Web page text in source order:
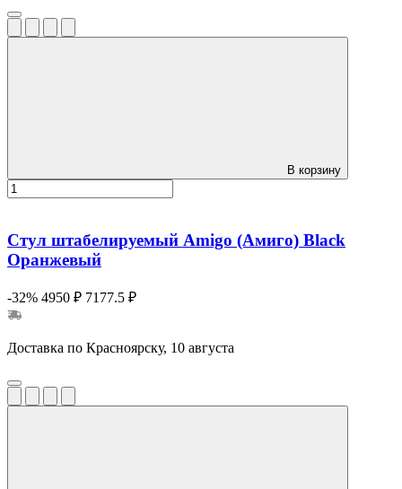
В корзину
Стул штабелируемый Amigo (Амиго) Black
Оранжевый
-32% 4950 ₽ 7177.5 ₽
Доставка по Красноярску, 10 августа